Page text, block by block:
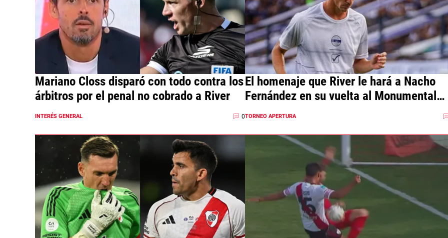
Mariano Closs disparó con todo contra los
árbitros por el penal no cobrado a River
INTERÉS GENERAL 0
El homenaje que River le hará a Nacho
Fernández en su vuelta al Monumental
con Gimnasia
TORNEO APERTURA